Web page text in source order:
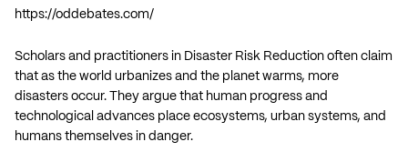
https://oddebates.com/
Scholars and practitioners in Disaster Risk Reduction often claim
that as the world urbanizes and the planet warms, more
disasters occur. They argue that human progress and
technological advances place ecosystems, urban systems, and
humans themselves in danger.